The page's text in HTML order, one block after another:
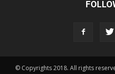
© Copyrights 2018. All rights